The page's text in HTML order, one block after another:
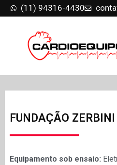
(11) 94316-4430
FUNDAÇÃO
Equipamento sob ensaio: